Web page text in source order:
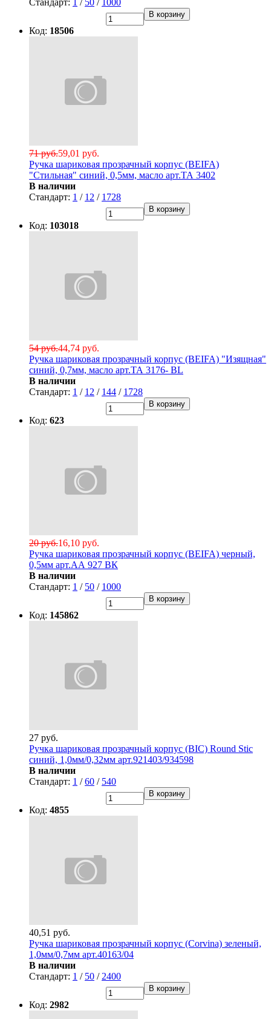
Стандарт: / 50 / 1000
В корзину
Код: 18506
59,01 руб.
71 руб.
Ручка шариковая прозрачный корпус (BEIFA)
"Стильная" синий, 0,5мм, масло арт.ТА 3402
В наличии
Стандарт: 1 / 12 / 1728
В корзину
Код: 103018
44,74 руб.
54 руб.
Ручка шариковая прозрачный корпус (BEIFA) "Изящная"
синий, 0,7мм, масло арт.ТА 3176- BL
В наличии
Стандарт: 1 / 12 / 144 / 1728
В корзину
Код: 623
16,10 руб.
20 руб.
Ручка шариковая прозрачный корпус (BEIFA) черный,
0,5мм арт.АА 927 ВК
В наличии
Стандарт: 1 / 50 / 1000
В корзину
Код: 145862
27 руб.
Ручка шариковая прозрачный корпус (BIC) Round Stic
синий, 1,0мм/0,32мм арт.921403/934598
В наличии
Стандарт: 1 /60 / 540
В корзину
Код: 4855
40,51 руб.
Ручка шариковая прозрачный корпус (Corvina) зеленый,
1,0мм/0,7мм арт.40163/04
В наличии
Стандарт: 1 / 50 / 2400
В корзину
Код: 2982